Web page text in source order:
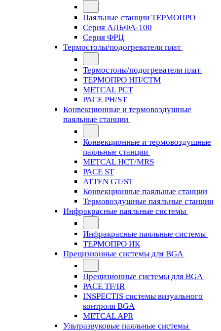
Паяльные станции ТЕРМОПРО
Серия АЛЬФА-100
Серия ФРЦ
Термостолы/подогреватели плат
Термостолы/подогреватели плат
ТЕРМОПРО НП/СТМ
METCAL PCT
PACE PH/ST
Конвекционные и термовоздушные
паяльные станции
Конвекционные и термовоздушные
паяльные станции
METCAL HCT/MRS
PACE ST
ATTEN GT/ST
Конвекционные паяльные станции
Термовоздушные паяльные станции
Инфракрасные паяльные системы
Инфракрасные паяльные системы
ТЕРМОПРО ИК
Прецизионные системы для BGA
Прецизионные системы для BGA
PACE TF/IR
INSPECTIS системы визуального
контроля BGA
METCAL APR
Ультразвуковые паяльные системы